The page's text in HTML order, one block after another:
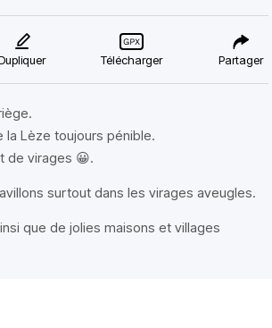
Télécharger Partager
la Lèze toujours pénible.
de virages 😀.
surtout dans les virages aveugles.
que de jolies maisons et villages